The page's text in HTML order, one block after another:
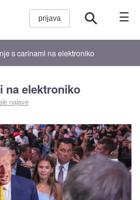
☰
s carinami na elektroniko
na elektroniko
najave